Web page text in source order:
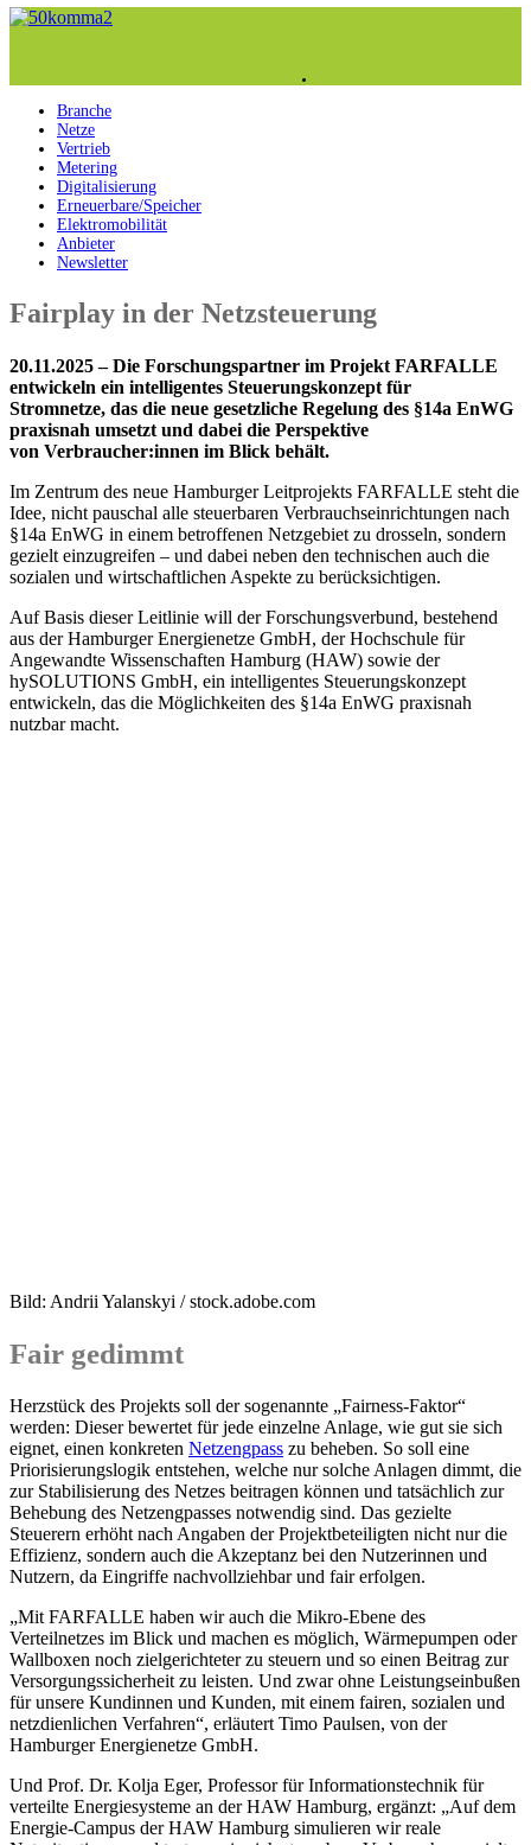
Branche
Netze
Vertrieb
Metering
Digitalisierung
Erneuerbare/Speicher
Elektromobilität
Anbieter
Newsletter
Fairplay in der Netzsteuerung
20.11.2025 – Die Forschungspartner im Projekt FARFALLE
entwickeln ein intelligentes Steuerungskonzept für
Stromnetze, das die neue gesetzliche Regelung des §14a EnWG
praxisnah umsetzt und dabei die Perspektive
von Verbraucher:innen im Blick behält.
Im Zentrum des neue Hamburger Leitprojekts FARFALLE steht die
Idee, nicht pauschal alle steuerbaren Verbrauchseinrichtungen nach
§14a EnWG in einem betroffenen Netzgebiet zu drosseln, sondern
gezielt einzugreifen – und dabei neben den technischen auch die
sozialen und wirtschaftlichen Aspekte zu berücksichtigen.
Auf Basis dieser Leitlinie will der Forschungsverbund, bestehend
aus der Hamburger Energienetze GmbH, der Hochschule für
Angewandte Wissenschaften Hamburg (HAW) sowie der
hySOLUTIONS GmbH, ein intelligentes Steuerungskonzept
entwickeln, das die Möglichkeiten des §14a EnWG praxisnah
nutzbar macht.
Bild: Andrii Yalanskyi / stock.adobe.com
Fair gedimmt
Herzstück des Projekts soll der sogenannte „Fairness-Faktor“
werden: Dieser bewertet für jede einzelne Anlage, wie gut sie sich
eignet, einen konkreten Netzengpass zu beheben. So soll eine
Priorisierungslogik entstehen, welche nur solche Anlagen dimmt, die
zur Stabilisierung des Netzes beitragen können und tatsächlich zur
Behebung des Netzengpasses notwendig sind. Das gezielte
Steuerern erhöht nach Angaben der Projektbeteiligten nicht nur die
Effizienz, sondern auch die Akzeptanz bei den Nutzerinnen und
Nutzern, da Eingriffe nachvollziehbar und fair erfolgen.
„Mit FARFALLE haben wir auch die Mikro-Ebene des
Verteilnetzes im Blick und machen es möglich, Wärmepumpen oder
Wallboxen noch zielgerichteter zu steuern und so einen Beitrag zur
Versorgungssicherheit zu leisten. Und zwar ohne Leistungseinbußen
für unsere Kundinnen und Kunden, mit einem fairen, sozialen und
netzdienlichen Verfahren“, erläutert Timo Paulsen, von der
Hamburger Energienetze GmbH.
Und Prof. Dr. Kolja Eger, Professor für Informationstechnik für
verteilte Energiesysteme an der HAW Hamburg, ergänzt: „Auf dem
Energie-Campus der HAW Hamburg simulieren wir reale